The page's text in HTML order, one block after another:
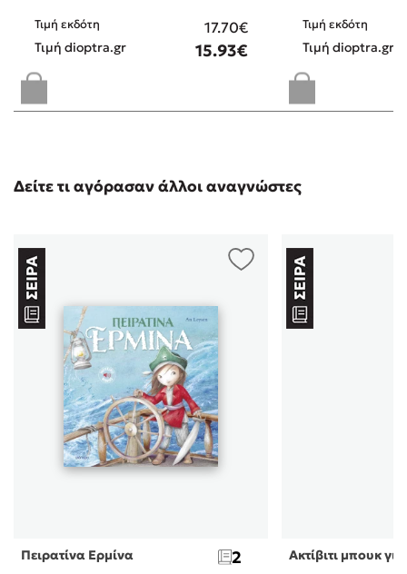
Τιμή εκδότη 17.70€
Τιμή dioptra.gr 15.93€
Τιμή εκδότη
Τιμή dioptra.gr
Δείτε τι αγόρασαν άλλοι αναγνώστες
Πειρατίνα Ερμίνα 2 Ακτίβιτι μπουκ